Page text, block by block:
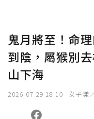
您當前剩餘 U 利
鬼月將至！命
到陰，屬猴別
山下海
2026-07-29 18:10 女子漾